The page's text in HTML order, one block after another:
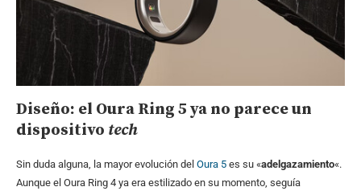
Diseño: el Oura Ring 5 ya no parece un
dispositivo tech
Sin duda alguna, la mayor evolución del Oura 5 es su «adelgazamiento«.
Aunque el Oura Ring 4 ya era estilizado en su momento, seguía